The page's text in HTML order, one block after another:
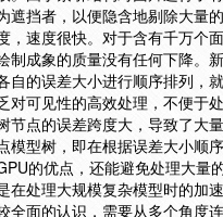
遮挡者，以便隐含地剔除大量
，速度很快。对于含有千万个
制成象的质量没有任何下降。
自的误差大小进行顺序排列，
对可见性的高效处理，不便于
节点的误差跨度大，导致了大
模型树，即在根据误差大小顺
的优点，还能避免处理大
在处理大规模复杂模型时的加
全面的认识，需要从多个角度